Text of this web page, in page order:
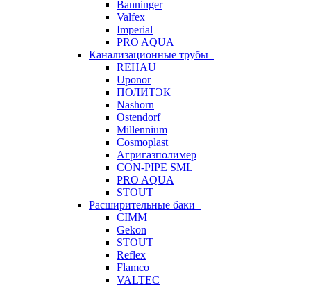
Banninger
Valfex
Imperial
PRO AQUA
Канализационные трубы
REHAU
Uponor
ПОЛИТЭК
Nashorn
Ostendorf
Millennium
Cosmoplast
Агригазполимер
CON-PIPE SML
PRO AQUA
STOUT
Расширительные баки
CIMM
Gekon
STOUT
Reflex
Flamco
VALTEC